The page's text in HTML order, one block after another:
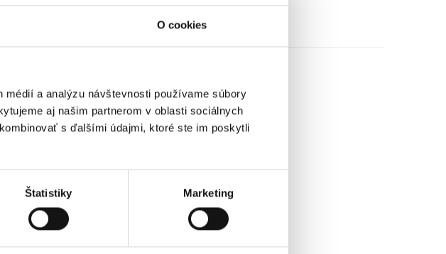
O cookies
a analýzu návštevnosti používame súbory
aj našim partnerom v oblasti sociálnych
s ďalšími údajmi, ktoré ste im poskytli
Štatistiky Marketing